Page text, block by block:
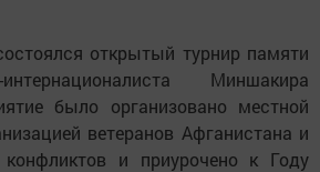
открытый турнир памяти
Миншакира
было организовано местной
ветеранов Афганистана и
конфликтов и приурочено к Году